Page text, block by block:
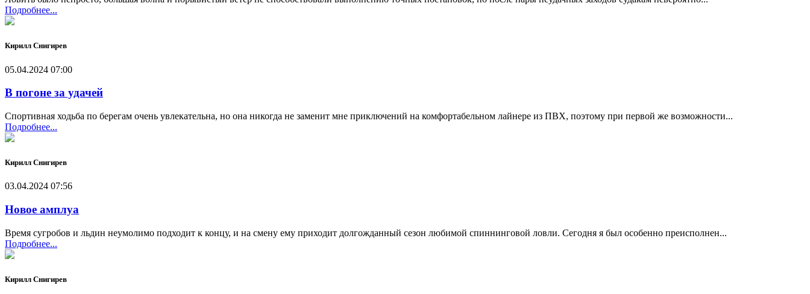
Подробнее...
Кирилл Снигирев
05.04.2024 07:00
В погоне за удачей
Спортивная ходьба по берегам очень увлекательна, но она никогда не заменит мне приключений на комфортабельном лайнере из ПВХ, поэтому при первой же возможности...
Подробнее...
Кирилл Снигирев
03.04.2024 07:56
Новое амплуа
Время сугробов и льдин неумолимо подходит к концу, и на смену ему приходит долгожданный сезон любимой спиннинговой ловли. Сегодня я был особенно преисполнен...
Подробнее...
Кирилл Снигирев